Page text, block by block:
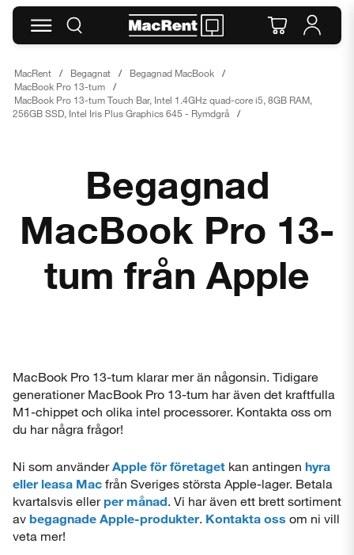
MacRent Begagnat
Begagnad MacBook
MacBook Pro 13-tum
MacBook Pro 13-tum Touch Bar, Intel 1.4GHz quad-core i5, 8GB RAM,
256GB SSD, Intel Iris Plus Graphics 645 - Rymdgrå
Begagnad
MacBook Pro 13-
tum från Apple
MacBook Pro 13-tum klarar mer än någonsin. Tidigare
generationer MacBook Pro 13-tum har även det kraftfulla
M1-chippet och olika intel processorer. Kontakta oss om
du har några frågor!
Ni som använderApple för företaget kan antingen hyra
eller leasa Mac från Sveriges största Apple-lager. Betala
kvartalsvis ellerper månad. Vi har även ett brett sortiment
av begagnade Apple-produkter. Kontakta oss om ni vill
veta mer!